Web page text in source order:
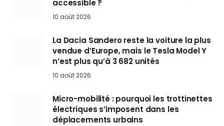
accessible ?
10 août 2026
La Dacia Sandero reste la voiture la plus
vendue d’Europe, mais le Tesla Model Y
n’est plus qu’à 3 682 unités
10 août 2026
Micro-mobilité : pourquoi les trottinettes
électriques s’imposent dans les
déplacements urbains